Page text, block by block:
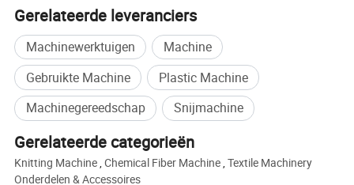
Gerelateerde leveranciers
Machinewerktuigen
Machine
Gebruikte Machine
Plastic Machine
Machinegereedschap
Snijmachine
Gerelateerde categorieën
Knitting Machine ,Chemical Fiber Machine ,Textile Machinery
Onderdelen & Accessoires